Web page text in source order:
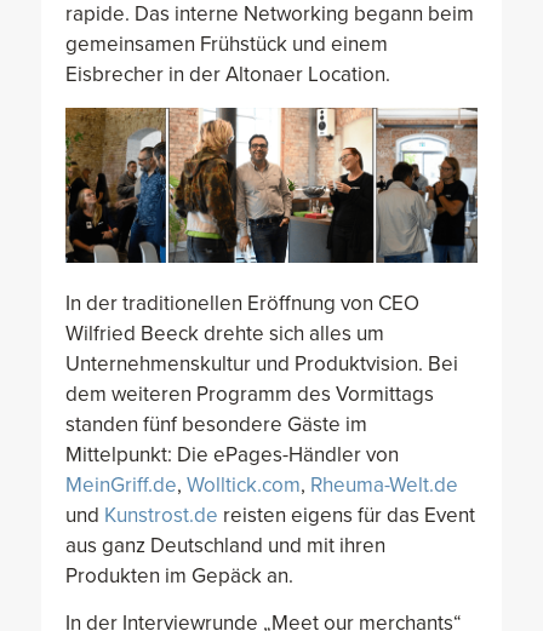
rapide. Das interne Networking begann beim
gemeinsamen Frühstück und einem
Eisbrecher in der Altonaer Location.
In der traditionellen Eröffnung von CEO
Wilfried Beeck drehte sich alles um
Unternehmenskultur und Produktvision. Bei
dem weiteren Programm des Vormittags
standen fünf besondere Gäste im
Mittelpunkt: Die ePages-Händler von
MeinGriff.de, Wolltick.com, Rheuma-Welt.de
und Kunstrost.de reisten eigens für das Event
aus ganz Deutschland und mit ihren
Produkten im Gepäck an.
In der Interviewrunde „Meet our merchants“